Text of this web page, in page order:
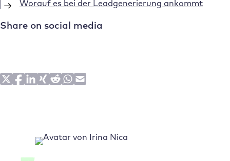
Worauf es bei der Leadgenerierung ankommt
Share on social media